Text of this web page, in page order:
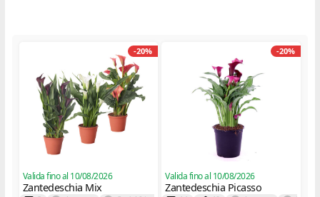
-20%
Valida fino al 10/08/2026
Zantedeschia Mix
-20%
Valida fino al 10/08/2026
Zantedeschia Picasso